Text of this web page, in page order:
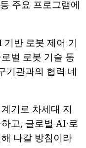
주요 프로그램에
반 로봇 제어 기
벌 로봇 기술 동
기관과의 협력 네
기로 차세대 지
고, 글로벌 AI·로
나갈 방침이라